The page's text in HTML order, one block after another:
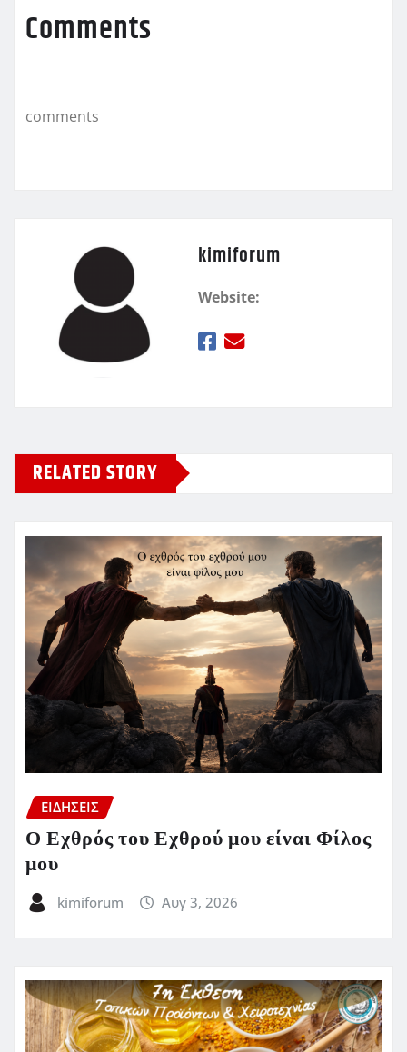
b
o
k
r σ
τ
Comments
comments
kimiforum
Website:
RELATED STORY
ΕΙΔΗΣΕΙΣ
Ο Εχθρός του Εχθρού μου είναι Φίλος
μου
kimiforum Αυγ 3, 2026